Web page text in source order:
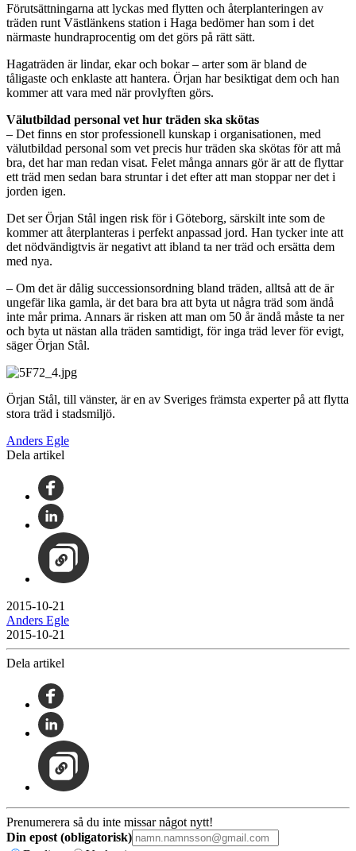
Förutsättningarna att lyckas med flytten och återplanteringen av
träden runt Västlänkens station i Haga bedömer han som i det
närmaste hundraprocentig om det görs på rätt sätt.
Hagaträden är lindar, ekar och bokar – arter som är bland de
tåligaste och enklaste att hantera. Örjan har besiktigat dem och han
kommer att vara med när provlyften görs.
Välutbildad personal vet hur träden ska skötas
– Det finns en stor professionell kunskap i organisationen, med
välutbildad personal som vet precis hur träden ska skötas för att må
bra, det har man redan visat. Felet många annars gör är att de flyttar
ett träd men sedan bara struntar i det efter att man stoppar ner det i
jorden igen.
Det ser Örjan Stål ingen risk för i Göteborg, särskilt inte som de
kommer att återplanteras i perfekt anpassad jord. Han tycker inte att
det nödvändigtvis är negativt att ibland ta ner träd och ersätta dem
med nya.
– Om det är dålig successionsordning bland träden, alltså att de är
ungefär lika gamla, är det bara bra att byta ut några träd som ändå
inte mår prima. Annars är risken att man om 50 år ändå måste ta ner
och byta ut nästan alla träden samtidigt, för inga träd lever för evigt,
säger Örjan Stål.
Örjan Stål, till vänster, är en av Sveriges främsta experter på att flytta
stora träd i stadsmiljö.
Anders Egle
Dela artikel
2015-10-21
Anders Egle
2015-10-21
Dela artikel
Prenumerera så du inte missar något nytt!
Din epost (obligatorisk)